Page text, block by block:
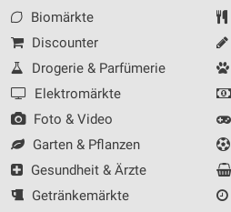
Biomärkte
Discounter
Drogerie & Parfümerie
Elektromärkte
Foto & Video
Garten & Pflanzen
Gesundheit & Ärzte
Getränkemärkte